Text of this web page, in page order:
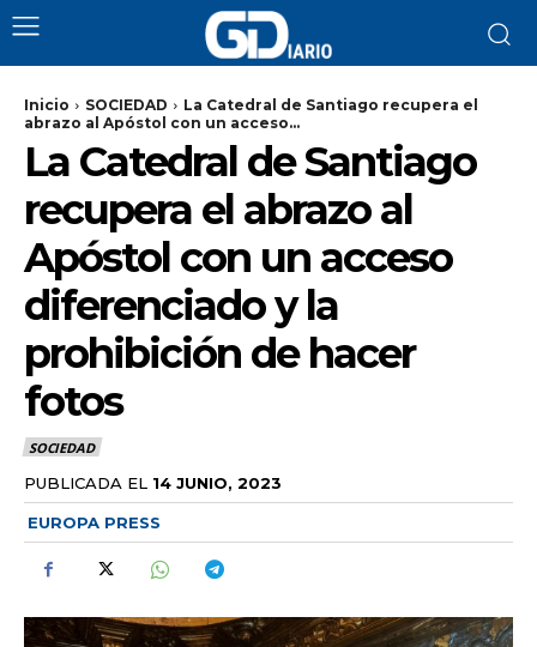
Inicio SOCIEDAD
La Catedral de Santiago recupera el
abrazo al Apóstol con un acceso...
La Catedral de Santiago
recupera el abrazo al
Apóstol con un acceso
diferenciado y la
prohibición de hacer
fotos
SOCIEDAD
PUBLICADA EL 14 JUNIO, 2023
EUROPA PRESS